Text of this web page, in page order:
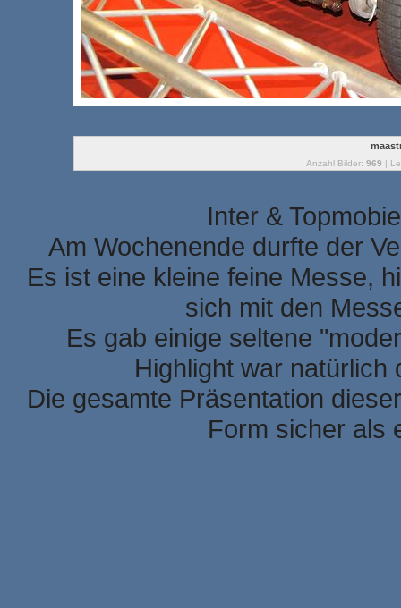
Anzahl Bilder: 969 |
Inter &
Am Wochenende durfte der
Es ist eine kleine feine Messe,
sich mit den
Es gab einige seltene
Highlight war natürlich
Die gesamte Präsentation
Form sicher als